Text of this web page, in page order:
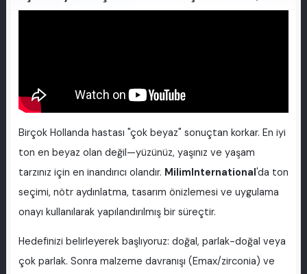
Birçok Hollanda hastası "çok beyaz" sonuçtan korkar. En iyi
ton en beyaz olan değil—yüzünüz, yaşınız ve yaşam
tarzınız için en inandırıcı olandır. MilimInternational'da ton
seçimi, nötr aydınlatma, tasarım önizlemesi ve uygulama
onayı kullanılarak yapılandırılmış bir süreçtir.
Hedefinizi belirleyerek başlıyoruz: doğal, parlak-doğal veya
çok parlak. Sonra malzeme davranışı (Emax/zirconia) ve